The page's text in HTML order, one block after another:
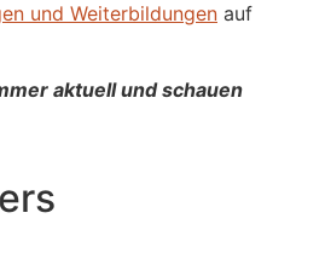
und Weiterbildungen auf
aktuell und schauen